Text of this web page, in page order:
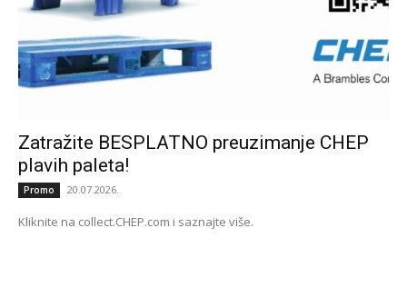
Zatražite BESPLATNO preuzimanje CHEP
plavih paleta!
Promo 20.07.2026.
Kliknite na collect.CHEP.com i saznajte više.